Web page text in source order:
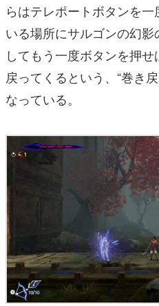
らはテレポートボタンを
いる場所にサルゴンの幻
してもう一度ボタンを押
戻ってくるという、“巻き
なっている。